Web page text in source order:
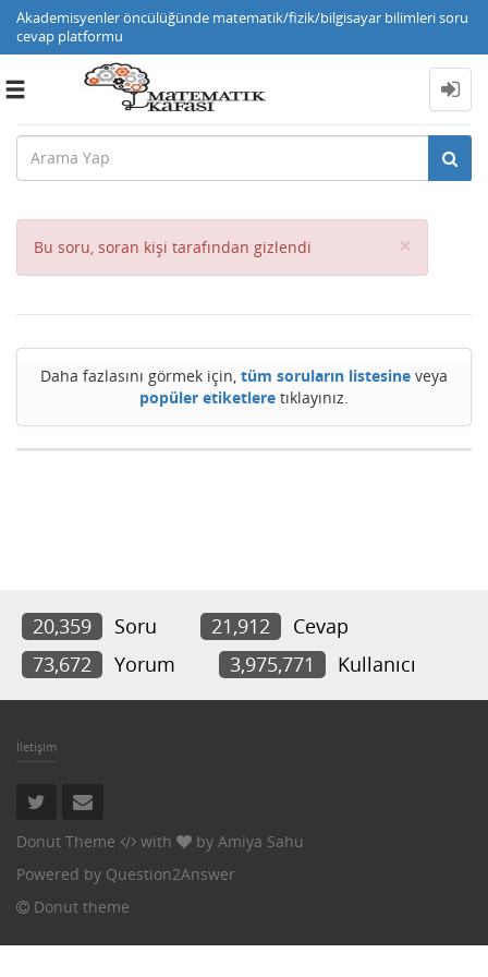
Akademisyenler öncülüğünde matematik/fizik/bilgisayar bilimleri soru
cevap platformu
Toggle
Bu soru, soran kişi tarafından gizlendi ×
Daha fazlasını görmek için, tüm soruların listesine veya
popüler etiketlere tıklayınız.
20,359 Soru 21,912
Cevap
73,672
Yorum 3,975,771 Kullanıcı
İletişim
Donut Theme with by Amiya Sahu
Powered by Question2Answer
Donut theme